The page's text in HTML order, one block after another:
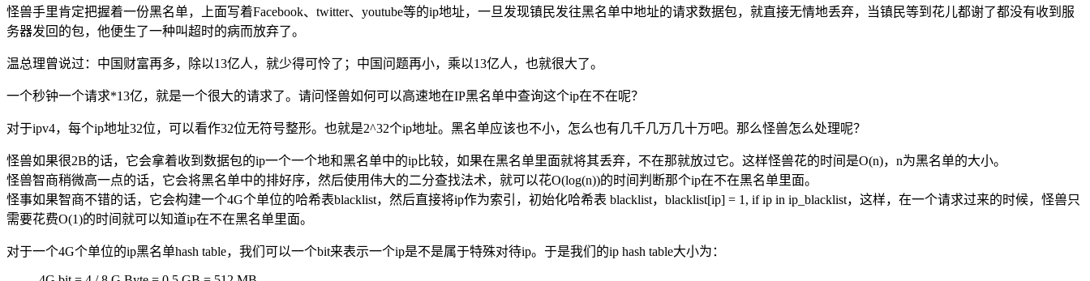
怪兽手里肯定把握着一份黑名单，上面写着Facebook、twitter、youtube等的ip地址，一旦发现镇民发往黑名单中地址的请求数据包，就直接无情地丢弃，当镇民等到花儿都谢了都没有收到服
务器发回的包，他便生了一种叫超时的病而放弃了。
温总理曾说过：中国财富再多，除以13亿人，就少得可怜了；中国问题再小，乘以13亿人，也就很大了。
一个秒钟一个请求*13亿，就是一个很大的请求了。请问怪兽如何可以高速地在IP黑名单中查询这个ip在不在呢？
对于ipv4，每个ip地址32位，可以看作32位无符号整形。也就是2^32个ip地址。黑名单应该也不小，怎么也有几千几万几十万吧。那么怪兽怎么处理呢？
怪兽如果很2B的话，它会拿着收到数据包的ip一个一个地和黑名单中的ip比较，如果在黑名单里面就将其丢弃，不在那就放过它。这样怪兽花的时间是O(n)，n为黑名单的大小。
怪兽智商稍微高一点的话，它会将黑名单中的排好序，然后使用伟大的二分查找法术，就可以花O(log(n))的时间判断那个ip在不在黑名单里面。
怪事如果智商不错的话，它会构建一个4G个单位的哈希表blacklist，然后直接将ip作为索引，初始化哈希表 blacklist，blacklist[ip] = 1, if ip in ip_blacklist，这样，在一个请求过来的时候，怪兽只
需要花费O(1)的时间就可以知道ip在不在黑名单里面。
对于一个4G个单位的ip黑名单hash table，我们可以一个bit来表示一个ip是不是属于特殊对待ip。于是我们的ip hash table大小为：